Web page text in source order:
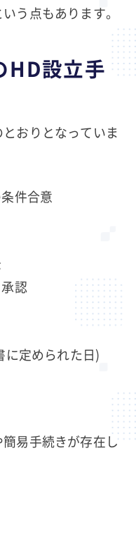
う点もあります。
HD設立手
おりとなっていま
件合意
認
に定められた日)
易手続きが存在し